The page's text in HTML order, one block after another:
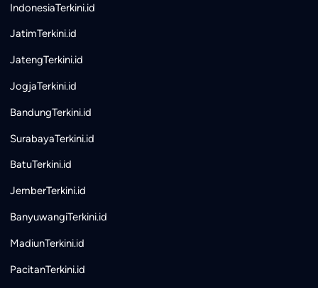
IndonesiaTerkini.id
JatimTerkini.id
JatengTerkini.id
JogjaTerkini.id
BandungTerkini.id
SurabayaTerkini.id
BatuTerkini.id
JemberTerkini.id
BanyuwangiTerkini.id
MadiunTerkini.id
PacitanTerkini.id